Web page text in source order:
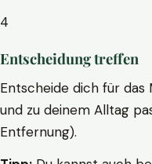
4
Entscheidung treffen
Entscheide dich für das
und zu deinem Alltag
Entfernung).